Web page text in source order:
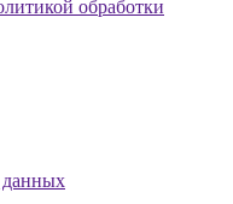
обработки
данных